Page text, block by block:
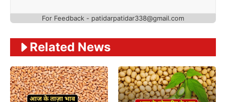
For Feedback - patidarpatidar338@gmail.com
Related News